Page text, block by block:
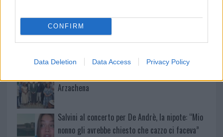
CONFIRM
Data Deletion Data Access Privacy Policy
Robbie Williams incanta il gala del Big Art
Festival al Romazzino
Arzachena
Salvini al concerto per De Andrè, la nipote: “Mio
nonno gli avrebbe chiesto che cazzo ci faceva”